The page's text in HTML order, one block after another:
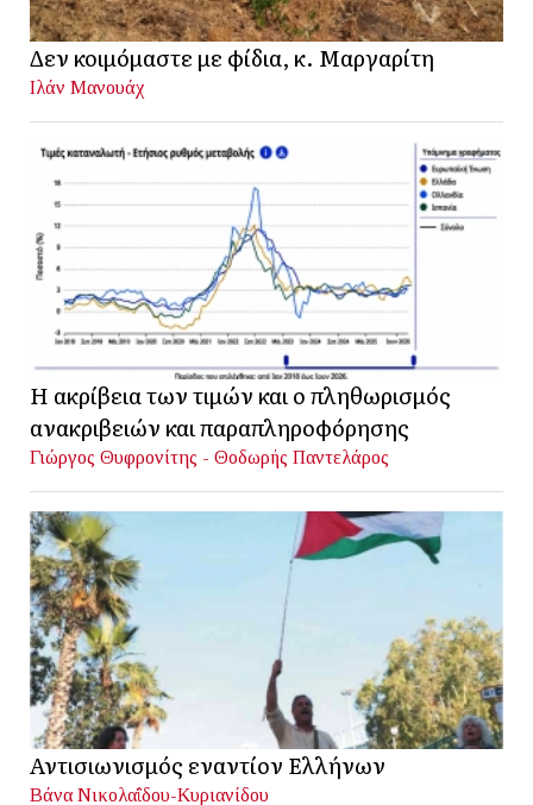
Δεν κοιμόμαστε με φίδια, κ. Μαργαρίτη
Ιλάν Μανουάχ
Η ακρίβεια των τιμών και ο πληθωρισμός
ανακριβειών και παραπληροφόρησης
Γιώργος Θυφρονίτης - Θοδωρής Παντελάρος
Αντισιωνισμός εναντίον Ελλήνων
Βάνα Νικολαΐδου-Κυριανίδου